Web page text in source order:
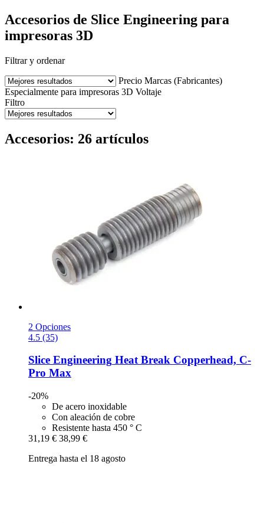
Accesorios de Slice Engineering para
impresoras 3D
Filtrar y ordenar
Precio Marcas (Fabricantes)
Especialmente para impresoras 3D Voltaje
Filtro
Accesorios: 26 artículos
2 Opciones
4.5 (35)
Slice Engineering Heat Break Copperhead, C-​
Pro Max
-20%
De acero inoxidable
Con aleación de cobre
Resistente hasta 450 ° C
31,19 € 38,99 €
Entrega hasta el 18 agosto